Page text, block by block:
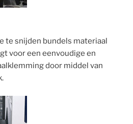
te snijden bundels materiaal
voor een eenvoudige en
door middel van